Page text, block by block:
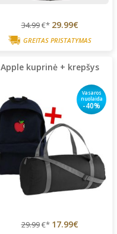
34.99€* 29.99€
GREITAS PRISTATYMAS
Apple kuprinė + krepšys
Vasaros
nuolaida
-40%
29.99€* 17.99€